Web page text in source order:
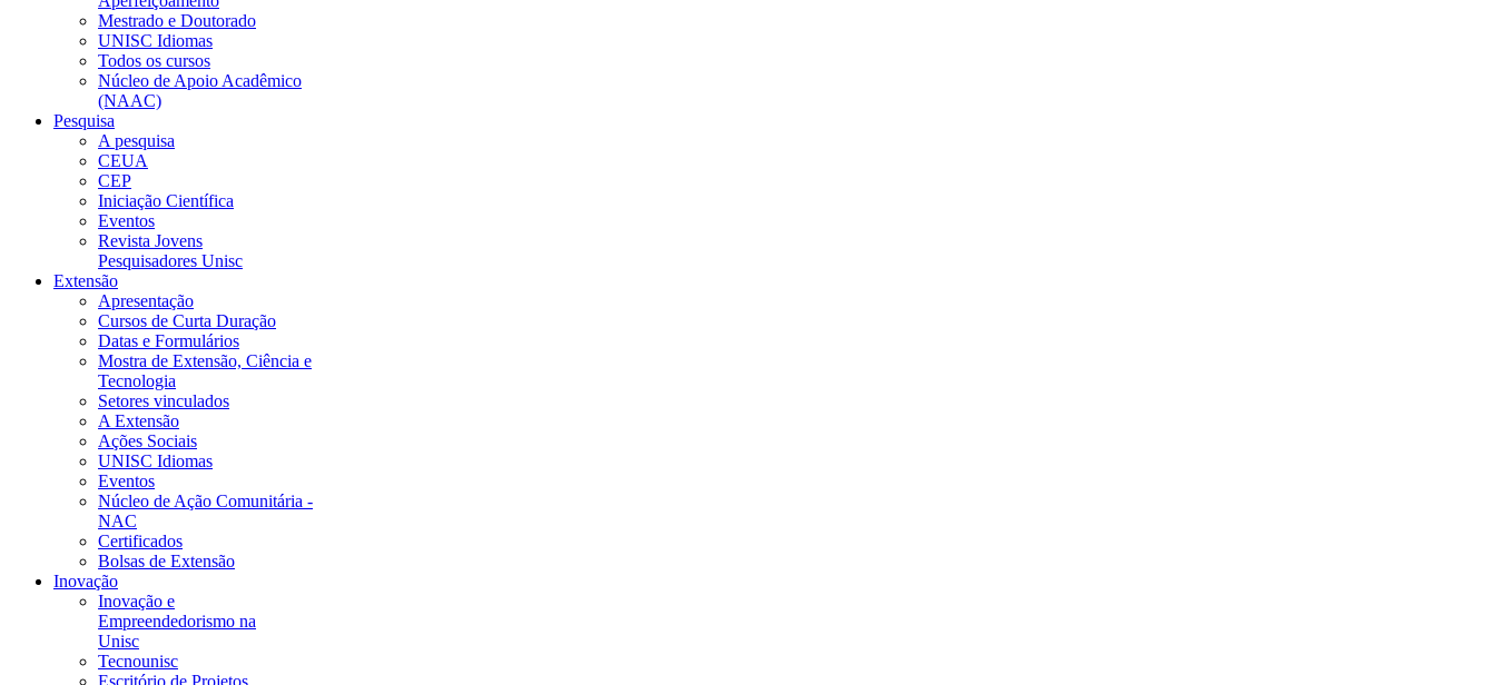
Mestrado e Doutorado
UNISC Idiomas
Todos os cursos
Núcleo de Apoio Acadêmico
(NAAC)
Pesquisa
A pesquisa
CEUA
CEP
Iniciação Científica
Eventos
Revista Jovens
Pesquisadores Unisc
Extensão
Apresentação
Cursos de Curta Duração
Datas e Formulários
Mostra de Extensão, Ciência e
Tecnologia
Setores vinculados
A Extensão
Ações Sociais
UNISC Idiomas
Eventos
Núcleo de Ação Comunitária -
NAC
Certificados
Bolsas de Extensão
Inovação
Inovação e
Empreendedorismo na
Unisc
Tecnounisc
Escritório de Projetos